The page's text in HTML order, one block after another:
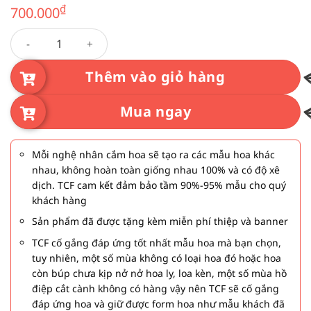
700.000₫
Combo hộp hoa cao cấp +mắt kính 25 số lượng
Thêm vào giỏ hàng
Mua ngay
Mỗi nghệ nhân cắm hoa sẽ tạo ra các mẫu hoa khác
nhau, không hoàn toàn giống nhau 100% và có độ xê
dịch. TCF cam kết đảm bảo tầm 90%-95% mẫu cho quý
khách hàng
Sản phẩm đã được tặng kèm miễn phí thiệp và banner
TCF cố gắng đáp ứng tốt nhất mẫu hoa mà bạn chọn,
tuy nhiên, một số mùa không có loại hoa đó hoặc hoa
còn búp chưa kịp nở nở hoa ly, loa kèn, một số mùa hồ
điệp cắt cành không có hàng vậy nên TCF sẽ cố gắng
đáp ứng hoa và giữ được form hoa như mẫu khách đã